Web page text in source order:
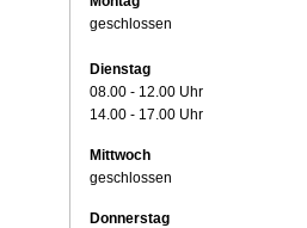
geschlossen
Dienstag
08.00 - 12.00 Uhr
14.00 - 17.00 Uhr
Mittwoch
geschlossen
Donnerstag